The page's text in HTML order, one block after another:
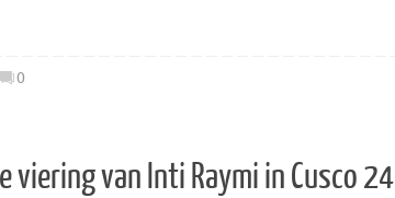
0
viering van Inti Raymi in Cusco 24